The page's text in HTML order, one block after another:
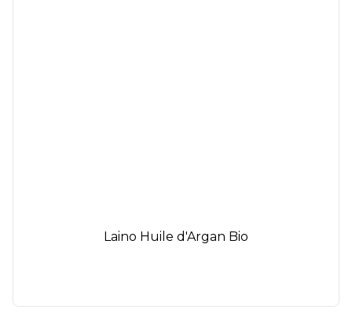
Laino Huile d'Argan Bio